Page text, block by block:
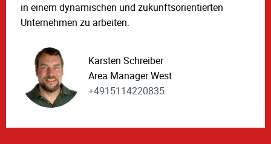
in einem dynamischen und zukunftsorientierten
Unternehmen zu arbeiten.
Karsten Schreiber
Area Manager West
+4915114220835